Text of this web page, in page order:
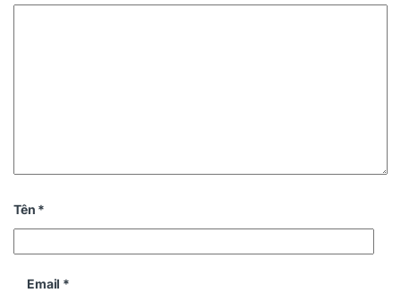
Tên *
Email *